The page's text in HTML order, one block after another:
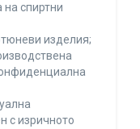
спиртни
изделия;
с изричното